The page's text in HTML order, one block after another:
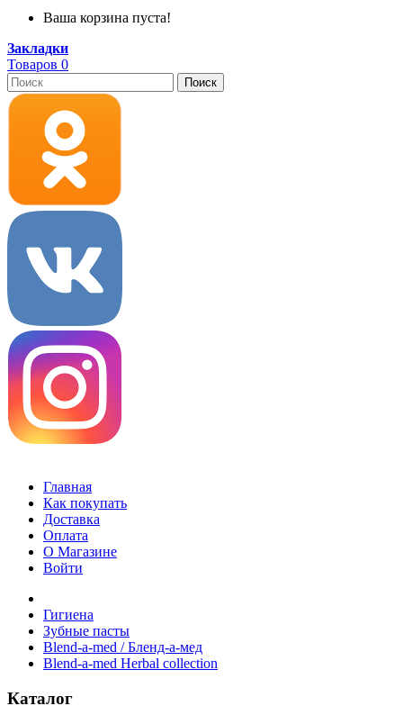
Ваша корзина пуста!
Закладки
Товаров 0
Поиск
Главная
Как покупать
Доставка
Оплата
О Магазине
Войти
Гигиена
Зубные пасты
Blend-a-med / Бленд-а-мед
Blend-a-med Herbal collection
Каталог